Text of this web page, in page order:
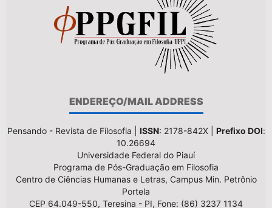
ENDEREÇO/MAIL ADDRESS
Pensando - Revista de Filosofia | ISSN: 2178-842X | Prefixo DOI:
10.26694
Universidade Federal do Piauí
Programa de Pós-Graduação em Filosofia
Centro de Ciências Humanas e Letras, Campus Min. Petrônio
Portela
CEP 64.049-550, Teresina - PI, Fone: (86) 3237 1134